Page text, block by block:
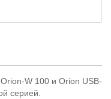
W 100 и Orion USB-
серией.